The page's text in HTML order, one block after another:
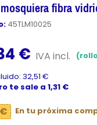
fibra
45TLM10025
€ IVA incl.
32,51 €
te sale a 1,31 €
En tu próxima